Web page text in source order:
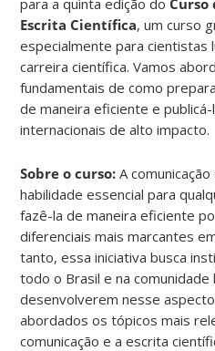
Escrita Científica, um curso
especialmente para cientistas
carreira científica. Vamos
fundamentais de como
de maneira eficiente e
internacionais de alto impacto.
Sobre o curso: A
habilidade essencial para
fazê-la de maneira eficiente
diferenciais mais marcantes
tanto, essa iniciativa busca
todo o Brasil e na comunidade
desenvolverem nesse
abordados os tópicos mais
comunicação e a escrita